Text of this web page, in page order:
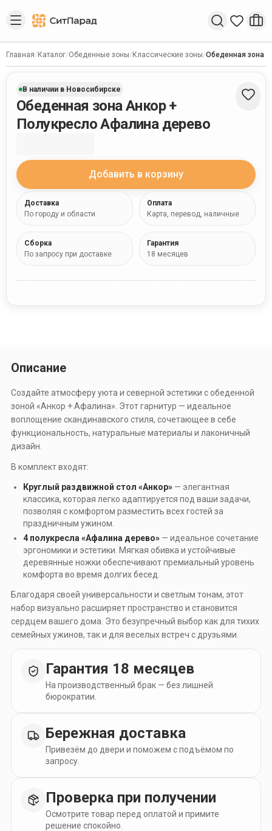
Введите запрос
Главная/ Каталог/Обеденные зоны/ Классические зоны/Обеденная зона
В наличии в Новосибирске
Обеденная зона Анкор +
Полукресло Афалина дерево
Добавить в корзину
Доставка
По городу и области
Оплата
Карта, перевод, наличные
Сборка
По запросу при доставке
Гарантия
18 месяцев
Описание
Создайте атмосферу уюта и северной эстетики с обеденной
зоной «Анкор + Афалина». Этот гарнитур — идеальное
воплощение скандинавского стиля, сочетающее в себе
функциональность, натуральные материалы и лаконичный
дизайн.
В комплект входят:
Круглый раздвижной стол «Анкор» — элегантная
классика, которая легко адаптируется под ваши задачи,
позволяя с комфортом разместить всех гостей за
праздничным ужином.
4 полукресла «Афалина дерево» — идеальное сочетание
эргономики и эстетики. Мягкая обивка и устойчивые
деревянные ножки обеспечивают премиальный уровень
комфорта во время долгих бесед.
Благодаря своей универсальности и светлым тонам, этот
набор визуально расширяет пространство и становится
сердцем вашего дома. Это безупречный выбор как для тихих
семейных ужинов, так и для веселых встреч с друзьями.
Гарантия 18 месяцев
На производственный брак — без лишней
бюрократии.
Бережная доставка
Привезём до двери и поможем с подъёмом по
запросу.
Проверка при получении
Осмотрите товар перед оплатой и примите
решение спокойно.